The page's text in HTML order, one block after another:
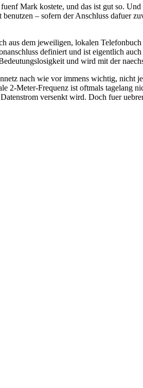
Mark kostete, und das ist gut so.
– sofern der Anschluss dafuer
aus dem jeweiligen, lokalen
definiert und ist eigentlich
und wird mit der
nach wie vor immens wichtig, nicht
Meter-Frequenz ist oftmals tagelang
versenkt wird. Doch fuer